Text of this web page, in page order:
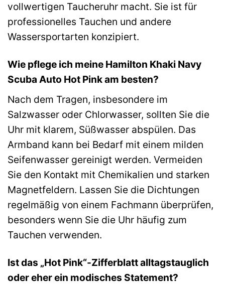
vollwertigen Taucheruhr macht. Sie ist für
professionelles Tauchen und andere
Wassersportarten konzipiert.
Wie pflege ich meine Hamilton Khaki Navy
Scuba Auto Hot Pink am besten?
Nach dem Tragen, insbesondere im
Salzwasser oder Chlorwasser, sollten Sie die
Uhr mit klarem, Süßwasser abspülen. Das
Armband kann bei Bedarf mit einem milden
Seifenwasser gereinigt werden. Vermeiden
Sie den Kontakt mit Chemikalien und starken
Magnetfeldern. Lassen Sie die Dichtungen
regelmäßig von einem Fachmann überprüfen,
besonders wenn Sie die Uhr häufig zum
Tauchen verwenden.
Ist das „Hot Pink“-Zifferblatt alltagstauglich
oder eher ein modisches Statement?